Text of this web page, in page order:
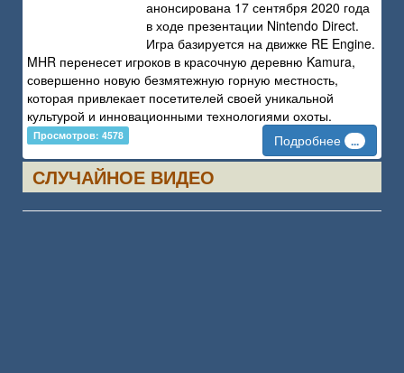
анонсирована 17 сентября 2020 года
в ходе презентации Nintendo Direct.
Игра базируется на движке RE Engine.
MHR перенесет игроков в красочную деревню Kamura,
совершенно новую безмятежную горную местность,
которая привлекает посетителей своей уникальной
культурой и инновационными технологиями охоты.
Просмотров: 4578 Подробнее ...
СЛУЧАЙНОЕ ВИДЕО